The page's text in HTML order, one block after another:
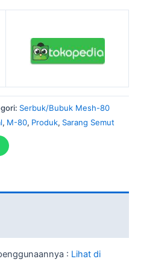
Serbuk/Bubuk Mesh-80
, M-80, Produk, Sarang Semut
: Lihat di